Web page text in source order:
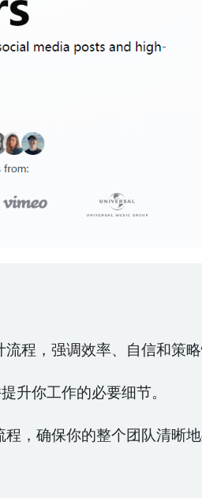
程，强调效率、自信和策略
升你工作的必要细节。
，确保你的整个团队清晰地